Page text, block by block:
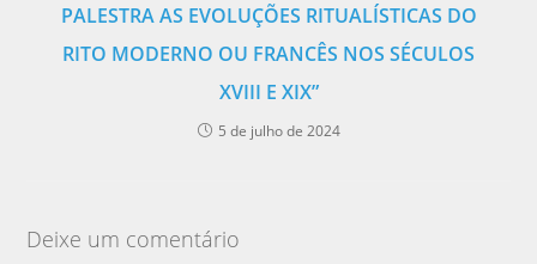
PALESTRA AS EVOLUÇÕES RITUALÍSTICAS DO
RITO MODERNO OU FRANCÊS NOS SÉCULOS
XVIII E XIX”
5 de julho de 2024
Deixe um comentário